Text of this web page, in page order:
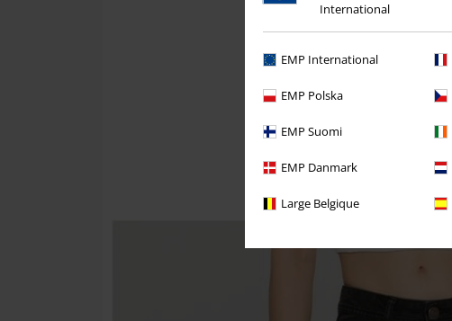
International
EMP International
EMP Polska
EMP Suomi
EMP Danmark
Large Belgique